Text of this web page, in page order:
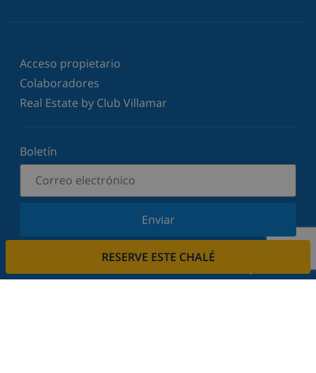
RESERVE ESTE CHALÉ
Acceso propietario
Colaboradores
Real Estate by Club Villamar
Boletín
Enviar
Suscríbase a nuestro boletín y manténgase
ofertas. Respetamos su privacidad.